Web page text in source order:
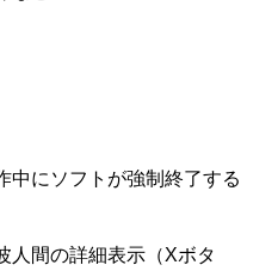
中にソフトが強制終了する
人間の詳細表示（Xボタ